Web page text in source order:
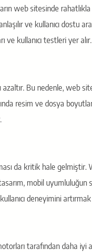
web sitesinde
ve kullanıcı dostu
ve kullanıcı testleri yer alır.
azaltır. Bu nedenle, web
resim ve dosya
da kritik hale gelmiştir.
mobil
deneyimini artırmak
tarafından daha iyi